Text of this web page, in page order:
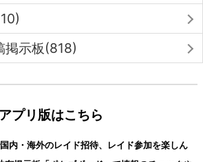
掲示板(818)
プリ版はこちら
内・海外のレイド招待、レイド参加を楽しん